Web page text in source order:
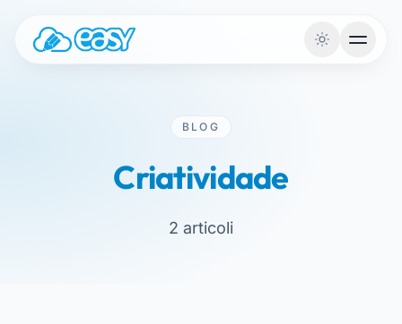
BLOG
Criatividade
2 articoli